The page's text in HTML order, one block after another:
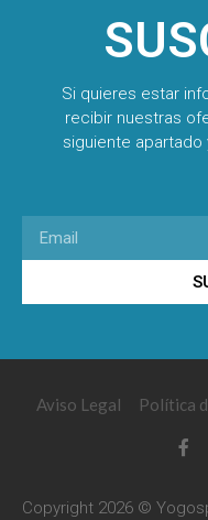
Si quieres estar
recibir nuestras
siguiente
Aviso Legal Política
Copyright 2026 ©